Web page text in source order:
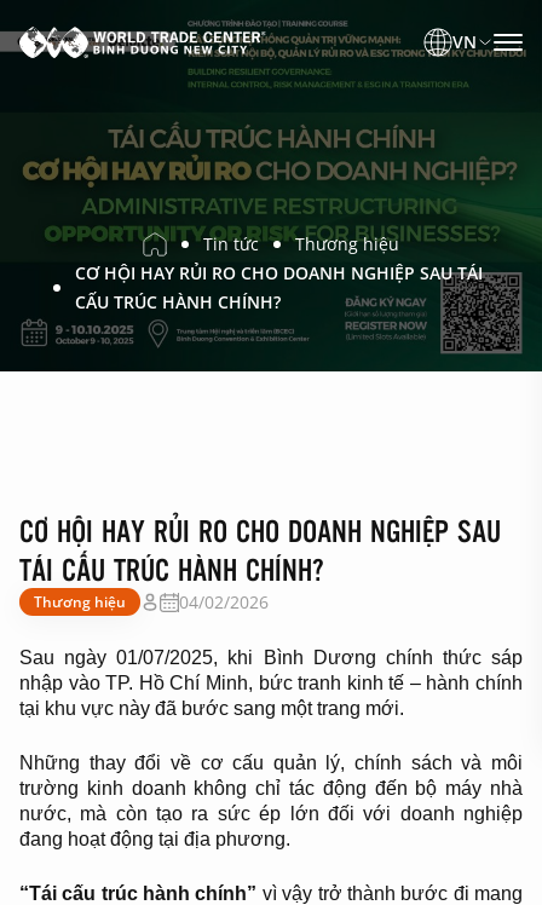
VN
Tin tức
Thương hiệu
CƠ HỘI HAY RỦI RO CHO DOANH NGHIỆP SAU TÁI
CẤU TRÚC HÀNH CHÍNH?
CƠ HỘI HAY RỦI RO CHO DOANH NGHIỆP SAU
TÁI CẤU TRÚC HÀNH CHÍNH?
Thương hiệu 04/02/2026
Sau ngày 01/07/2025, khi Bình Dương chính thức sáp
nhập vào TP. Hồ Chí Minh, bức tranh kinh tế – hành chính
tại khu vực này đã bước sang một trang mới.
Những thay đổi về cơ cấu quản lý, chính sách và môi
trường kinh doanh không chỉ tác động đến bộ máy nhà
nước, mà còn tạo ra sức ép lớn đối với doanh nghiệp
đang hoạt động tại địa phương.
“Tái cấu trúc hành chính” vì vậy trở thành bước đi mang